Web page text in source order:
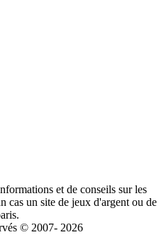
et de conseils sur les
cas un site de jeux d'argent ou de
© 2007- 2026